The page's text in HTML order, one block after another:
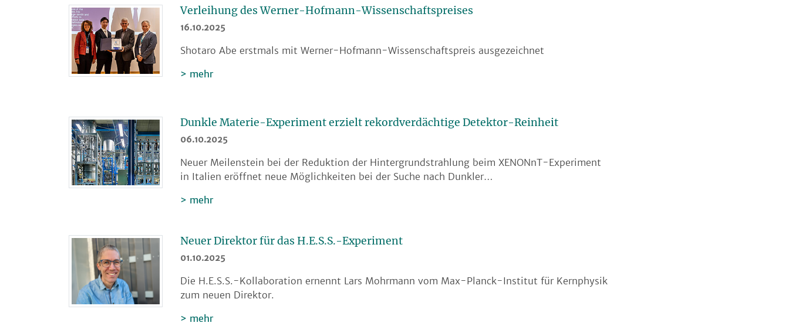
Verleihung des Werner-Hofmann-Wissenschaftspreises
16.10.2025
Shotaro Abe erstmals mit Werner-Hofmann-Wissenschaftspreis ausgezeichnet
mehr
Dunkle Materie-Experiment erzielt rekordverdächtige Detektor-Reinheit
06.10.2025
Neuer Meilenstein bei der Reduktion der Hintergrundstrahlung beim XENONnT-Experiment
in Italien eröffnet neue Möglichkeiten bei der Suche nach Dunkler…
mehr
Neuer Direktor für das H.E.S.S.-Experiment
01.10.2025
Die H.E.S.S.-Kollaboration ernennt Lars Mohrmann vom Max-Planck-Institut für Kernphysik
zum neuen Direktor.
mehr